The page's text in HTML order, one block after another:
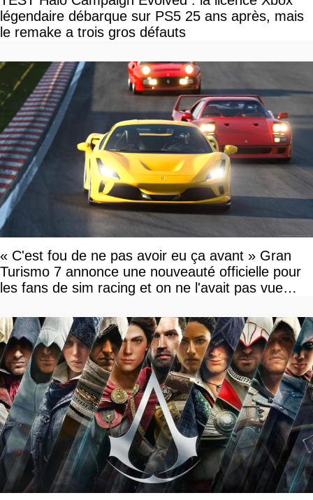
légendaire débarque sur PS5 25 ans après, mais
le remake a trois gros défauts
« C'est fou de ne pas avoir eu ça avant » Gran
Turismo 7 annonce une nouveauté officielle pour
les fans de sim racing et on ne l'avait pas vue